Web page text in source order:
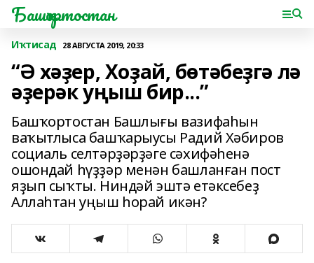
Башҡортостан
Иҡтисад 28 АВГУСТА 2019, 20:33
“Ә хәҙер, Хоҙай, бөтәбеҙгә лә
әҙерәк уңыш бир...”
Башҡортостан Башлығы вазифаһын
ваҡытлыса башҡарыусы Радий Хәбиров
социаль селтәрҙәрҙәге сәхифәһенә
ошондай һүҙҙәр менән башланған пост
яҙып сыҡты. Ниндәй эштә етәксебеҙ
Аллаһтан уңыш һорай икән?